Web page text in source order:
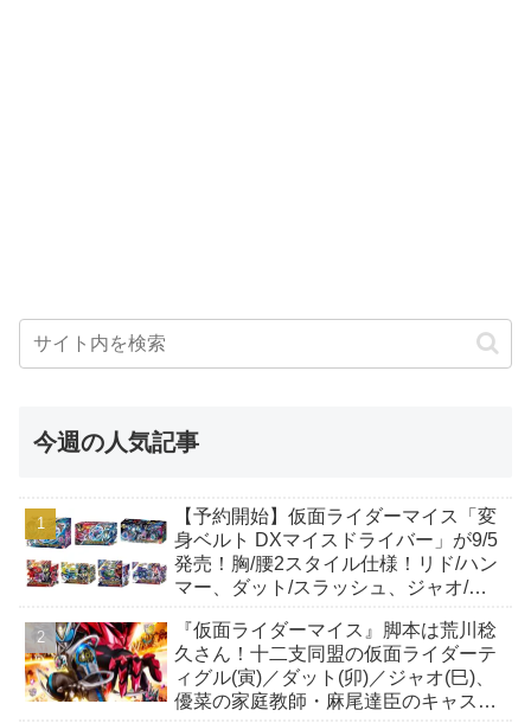
今週の人気記事
【予約開始】仮面ライダーマイス「変
身ベルト DXマイスドライバー」が9/5
発売！胸/腰2スタイル仕様！リド/ハン
マー、ダット/スラッシュ、ジャオ/バ
も！
『仮面ライダーマイス』脚本は荒川稔
久さん！十二支同盟の仮面ライダーテ
ィグル(寅)／ダット(卯)／ジャオ(巳)、
優菜の家庭教師・麻尾達臣のキャスト